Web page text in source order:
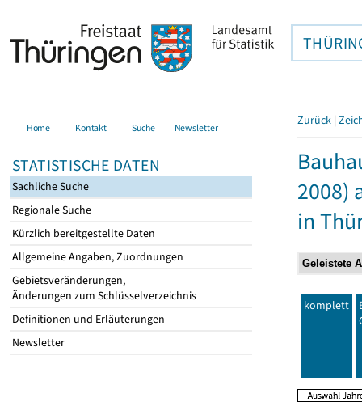
Home Kontakt Suche Newsletter
STATISTISCHE DATEN
Sachliche Suche
Regionale Suche
Kürzlich bereitgestellte Daten
Allgemeine Angaben, Zuordnungen
Gebietsveränderungen,
Änderungen zum Schlüsselverzeichnis
Definitionen und Erläuterungen
Newsletter
Zurück |
2008)
in
komplett